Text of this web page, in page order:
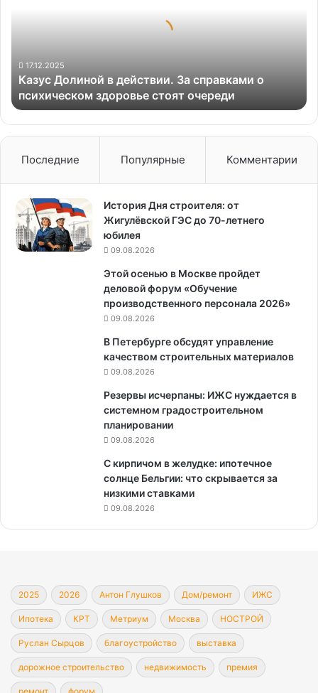
психическом
здоровье
стоят
очереди
17.12.2025
Казус Долиной в действии. За справками о
психическом здоровье стоят очереди
Последние Популярные Комментарии
История Дня строителя: от
Жигулёвской ГЭС до 70-летнего
юбилея
09.08.2026
Этой осенью в Москве пройдет
деловой форум «Обучение
производственного персонала 2026»
09.08.2026
В Петербурге обсудят управление
качеством строительных материалов
09.08.2026
Резервы исчерпаны: ИЖС нуждается в
системном градостроительном
планировании
09.08.2026
С кирпичом в желудке: ипотечное
солнце Бельгии: что скрывается за
низкими ставками
09.08.2026
2025 2026 Антон Глушков Дом/ремонт ИЖС
Ипотека КРТ Метриум Москва НОСТРОЙ
Руслан Сырцов благоустройство выставка
дорожное строительство недвижимость премия